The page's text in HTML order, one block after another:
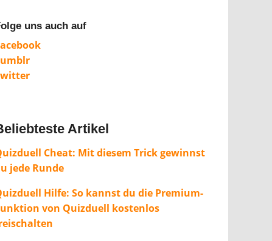
uns auch auf
Artikel
Cheat: Mit diesem Trick gewinnst
jede Runde
Hilfe: So kannst du die Premium-
von Quizduell kostenlos